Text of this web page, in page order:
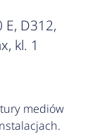
E, D312,
kl. 1
mediów